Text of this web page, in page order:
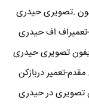
.تصویری حیدری
اف حیدری
تصویری حیدری
تعمیر دربازکن
تصویری در حیدری